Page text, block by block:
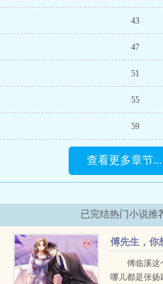
43
47
51
55
59
查看更多章节...
已完结热门小说推
傅先生，你
知道傅临溪这
哪儿都是张扬